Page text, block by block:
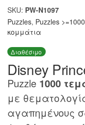
SKU: PW-N1097
Puzzles, Puzzles
κομμάτια
Διαθέσιμο
Disney
Puzzle 1000
με
αγαπημένους